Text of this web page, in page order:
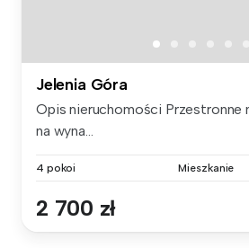
Jelenia Góra
Opis nieruchomości Przestronne
na wyna...
4 pokoi Mieszkanie
2 700 zł